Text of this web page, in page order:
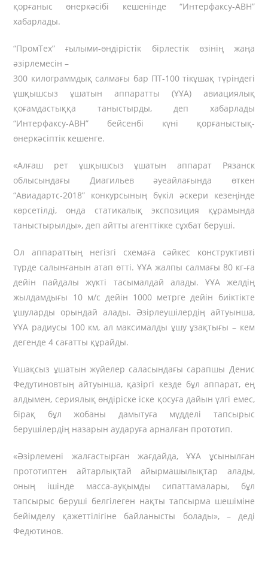
қорғаныс өнеркәсібі кешенінде “Интерфаксу-АВН”
хабарлады.
“ПромТех” ғылыми-өндірістік бірлестік өзінің жаңа
әзірлемесін –
300 килограммдық салмағы бар ПТ-100 тікұшақ түріндегі
ұшқышсыз ұшатын аппаратты (ҰҰА) авиациялық
қоғамдастыққа таныстырды, деп хабарлады
“Интерфаксу-АВН” бейсенбі күні қорғаныстық-
өнеркәсіптік кешенге.
«Алғаш рет ұшқышсыз ұшатын аппарат Рязанск
облысындағы Диагильев әуеайлағында өткен
“Авиадартс-2018” конкурсының бүкіл әскери кезеңінде
көрсетілді, онда статикалық экспозиция құрамында
таныстырылды», деп айтты агенттікке сұхбат беруші.
Ол аппараттың негізгі схемаға сәйкес конструктивті
түрде салынғанын атап өтті. ҰҰА жалпы салмағы 80 кг-ға
дейін пайдалы жүкті тасымалдай алады. ҰҰА желдің
жылдамдығы 10 м/с дейін 1000 метрге дейін биіктікте
ұшуларды орындай алады. Әзірлеушілердің айтуынша,
ҰҰА радиусы 100 км, ал максималды ұшу ұзақтығы – кем
дегенде 4 сағатты құрайды.
Ұшақсыз ұшатын жүйелер саласындағы сарапшы Денис
Федутиновтың айтуынша, қазіргі кезде бұл аппарат, ең
алдымен, сериялық өндіріске іске қосуға дайын үлгі емес,
бірақ бұл жобаны дамытуға мүдделі тапсырыс
берушілердің назарын аударуға арналған прототип.
«Әзірлемені жалғастырған жағдайда, ҰҰА ұсынылған
прототиптен айтарлықтай айырмашылықтар алады,
оның ішінде масса-ауқымды сипаттамалары, бұл
тапсырыс беруші белгілеген нақты тапсырма шешіміне
бейімделу қажеттілігіне байланысты болады», – деді
Федютинов.